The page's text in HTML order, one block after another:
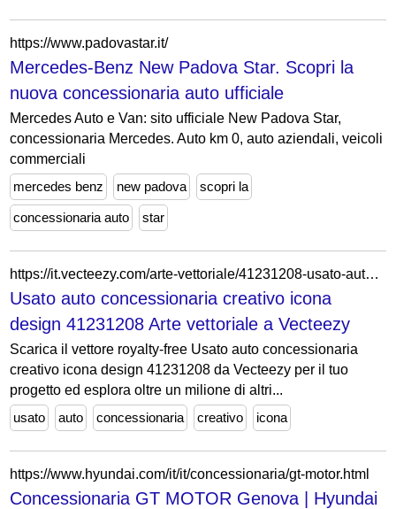
https://www.padovastar.it/
Mercedes-Benz New Padova Star. Scopri la
nuova concessionaria auto ufficiale
Mercedes Auto e Van: sito ufficiale New Padova Star,
concessionaria Mercedes. Auto km 0, auto aziendali, veicoli
commerciali
mercedes benz
new padova scopri la
concessionaria auto star
https://it.vecteezy.com/arte-vettoriale/41231208-usato-auto-concessionaria-creativo-icona-design
Usato auto concessionaria creativo icona
design 41231208 Arte vettoriale a Vecteezy
Scarica il vettore royalty-free Usato auto concessionaria
creativo icona design 41231208 da Vecteezy per il tuo
progetto ed esplora oltre un milione di altri...
usato
auto concessionaria creativo icona
https://www.hyundai.com/it/it/concessionaria/gt-motor.html
Concessionaria GT MOTOR Genova | Hyundai